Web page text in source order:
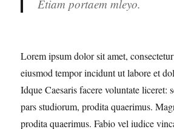
Etiam portaem mleyo.
Lorem ipsum dolor sit amet,
eiusmod tempor incidunt ut labore et
Idque Caesaris facere voluntate liceret:
pars studiorum, prodita quaerimus.
prodita quaerimus. Fabio vel iudice